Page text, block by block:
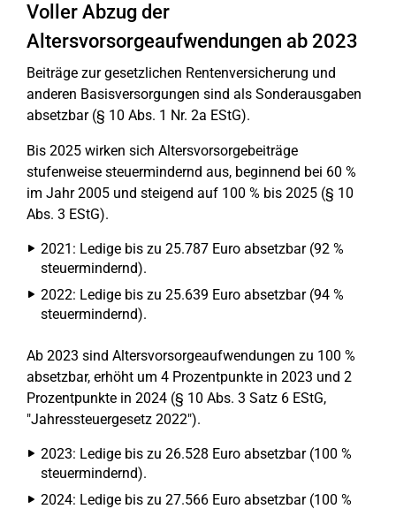
Voller Abzug der
Altersvorsorgeaufwendungen ab 2023
Beiträge zur gesetzlichen Rentenversicherung und
anderen Basisversorgungen sind als Sonderausgaben
absetzbar (§ 10 Abs. 1 Nr. 2a EStG).
Bis 2025 wirken sich Altersvorsorgebeiträge
stufenweise steuermindernd aus, beginnend bei 60 %
im Jahr 2005 und steigend auf 100 % bis 2025 (§ 10
Abs. 3 EStG).
2021: Ledige bis zu 25.787 Euro absetzbar (92 %
steuermindernd).
2022: Ledige bis zu 25.639 Euro absetzbar (94 %
steuermindernd).
Ab 2023 sind Altersvorsorgeaufwendungen zu 100 %
absetzbar, erhöht um 4 Prozentpunkte in 2023 und 2
Prozentpunkte in 2024 (§ 10 Abs. 3 Satz 6 EStG,
"Jahressteuergesetz 2022").
2023: Ledige bis zu 26.528 Euro absetzbar (100 %
steuermindernd).
2024: Ledige bis zu 27.566 Euro absetzbar (100 %